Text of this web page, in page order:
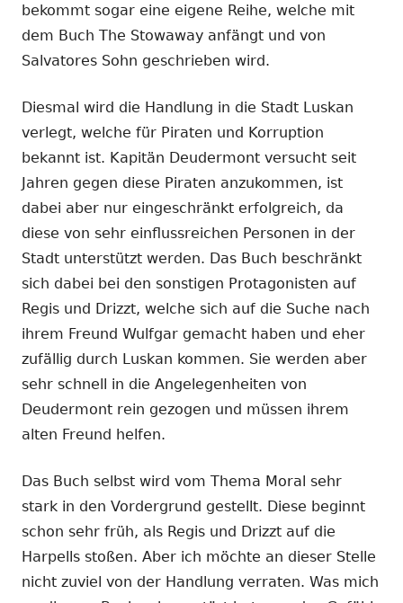
bekommt sogar eine eigene Reihe, welche mit
dem Buch The Stowaway anfängt und von
Salvatores Sohn geschrieben wird.
Diesmal wird die Handlung in die Stadt Luskan
verlegt, welche für Piraten und Korruption
bekannt ist. Kapitän Deudermont versucht seit
Jahren gegen diese Piraten anzukommen, ist
dabei aber nur eingeschränkt erfolgreich, da
diese von sehr einflussreichen Personen in der
Stadt unterstützt werden. Das Buch beschränkt
sich dabei bei den sonstigen Protagonisten auf
Regis und Drizzt, welche sich auf die Suche nach
ihrem Freund Wulfgar gemacht haben und eher
zufällig durch Luskan kommen. Sie werden aber
sehr schnell in die Angelegenheiten von
Deudermont rein gezogen und müssen ihrem
alten Freund helfen.
Das Buch selbst wird vom Thema Moral sehr
stark in den Vordergrund gestellt. Diese beginnt
schon sehr früh, als Regis und Drizzt auf die
Harpells stoßen. Aber ich möchte an dieser Stelle
nicht zuviel von der Handlung verraten. Was mich